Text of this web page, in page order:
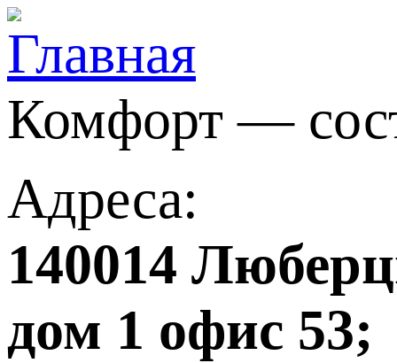
Комфорт —
Адреса:
140014
дом 1 офис 53;